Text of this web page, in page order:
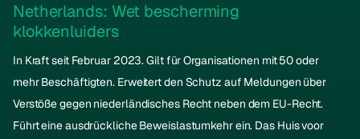
Netherlands: Wet bescherming
klokkenluiders
In Kraft seit Februar 2023. Gilt für Organisationen mit 50 oder
mehr Beschäftigten. Erweitert den Schutz auf Meldungen über
Verstöße gegen niederländisches Recht neben dem EU-Recht.
Führt eine ausdrückliche Beweislastumkehr ein. Das Huis voor